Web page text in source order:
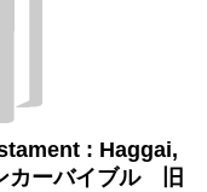
: Haggai,
カーバイブル 旧